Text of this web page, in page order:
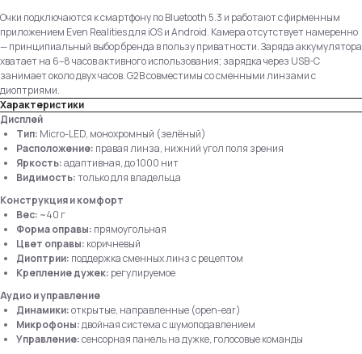
Очки подключаются к смартфону по Bluetooth 5.3 и работают с фирменным
приложением Even Realities для iOS и Android. Камера отсутствует намеренно
— принципиальный выбор бренда в пользу приватности. Заряда аккумулятора
хватает на 6–8 часов активного использования; зарядка через USB-C
занимает около двух часов. G2B совместимы со сменными линзами с
диоптриями.
Характеристики
Дисплей
Тип: Micro-LED, монохромный (зелёный)
Расположение: правая линза, нижний угол поля зрения
Яркость:адаптивная, до 1000 нит
Видимость:только для владельца
Конструкция и комфорт
Вес: ~40 г
Форма оправы: прямоугольная
Цвет оправы: коричневый
Диоптрии: поддержка сменных линз с рецептом
Крепление дужек: регулируемое
Аудио и управление
Динамики:открытые, направленные (open-ear)
Микрофоны:двойная система с шумоподавлением
Управление:сенсорная панель на дужке, голосовые команды